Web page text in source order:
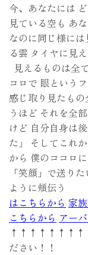
今、あなたには
見ている空も あ
なのに同じ様に
る雲 タイヤに見
見えるものは全
コロで 眼という
感じ取り見たも
うほど それを
けど 自分自身
た」 そしてこれ
から 僕のココロ
「笑顔」で送り
ように頬伝う
はこちらから 家
こちらから アー
↑↑↑↑↑↑↑↑↑ 更
ださい！！